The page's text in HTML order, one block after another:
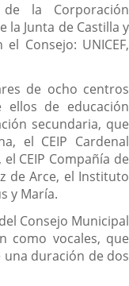
la Corporación
la Junta de Castilla y
Consejo: UNICEF,
de ocho centros
de educación
secundaria, que
el CEIP Cardenal
CEIP Compañía de
de Arce, el Instituto
y María.
Consejo Municipal
como vocales, que
una duración de dos